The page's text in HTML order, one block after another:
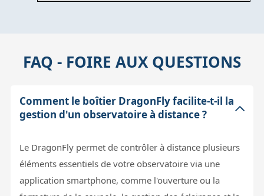
FAQ - FOIRE AUX QUESTIONS
Comment le boîtier DragonFly facilite-t-il la
gestion d'un observatoire à distance ?
Le DragonFly permet de contrôler à distance plusieurs
éléments essentiels de votre observatoire via une
application smartphone, comme l'ouverture ou la